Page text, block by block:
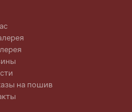
на пошив